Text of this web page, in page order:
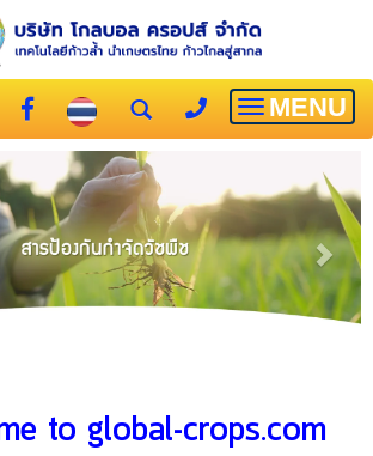
Toggle
MENU
to global-crops.com